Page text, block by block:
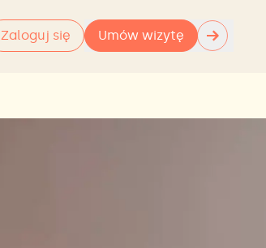
Zaloguj się Umów wizytę →